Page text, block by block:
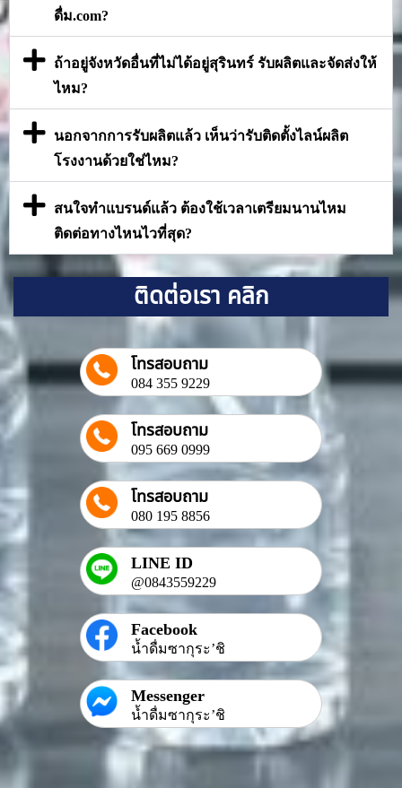
ดื่ม.com?
ถ้าอยู่จังหวัดอื่นที่ไม่ได้อยู่สุรินทร์ รับผลิตและจัดส่งให้
ไหม?
นอกจากการรับผลิตแล้ว เห็นว่ารับติดตั้งไลน์ผลิต
โรงงานด้วยใช่ไหม?
สนใจทำแบรนด์แล้ว ต้องใช้เวลาเตรียมนานไหม
ติดต่อทางไหนไวที่สุด?
ติดต่อเรา คลิก
โทรสอบถาม
084 355 9229
โทรสอบถาม
095 669 0999
โทรสอบถาม
080 195 8856
LINE ID
@0843559229
Facebook
น้ำดื่มซากุระ’ชิ
Messenger
น้ำดื่มซากุระ’ชิ